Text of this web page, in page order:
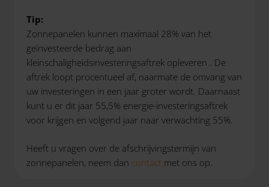
Tip:
Zonnepanelen kunnen maximaal 28% van het
geïnvesteerde bedrag aan
kleinschaligheidsinvesteringsaftrek opleveren . De
aftrek loopt procentueel af, naarmate de omvang van
uw investeringen in een jaar groter wordt. Daarnaast
kunt u er dit jaar 55,5% energie-investeringsaftrek
voor krijgen en volgend jaar naar verwachting 55%.
Heeft u vragen over de afschrijvingstermijn van
zonnepanelen, neem dan contact met ons op.